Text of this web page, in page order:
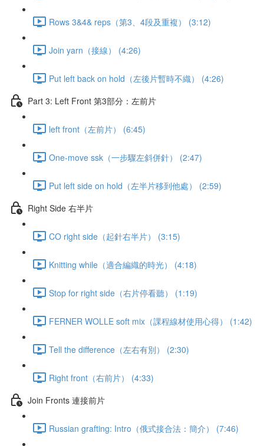
Rows 3&4& reps（第3、4段及重複） (3:12)
Join yarn（接線） (4:26)
Put left back on hold（左後片暫時不織） (4:26)
Part 3: Left Front 第3部分：左前片
left front（左前片） (6:45)
One-move ssk（一步驟左斜併針） (2:47)
Put left side on hold（左半片移到他處） (2:59)
Right Side 右半片
CO right side（起針右半片） (3:15)
Knitting while（適合編織的時光） (4:18)
Stop for right side（右片停看聽） (1:19)
FERNER WOLLE soft mix（課程線材使用心得） (1:42)
Tell the difference（左右有別） (2:30)
Right front（右前片） (4:33)
Join Fronts 連接前片
Russian grafting: Intro（俄式接合法：簡介） (7:46)